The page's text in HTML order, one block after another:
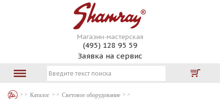
Магазин-мастерская
(495) 128 95 59
Заявка на сервис
Каталог
Световое оборудование